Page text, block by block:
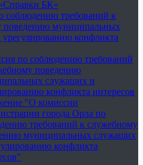
БК»
соблюдению требований к
поведению муниципальных
конфликта
по соблюдению требований
поведению
служащих и
конфликта интересов
"О комиссии
города Орла по
требований к служебному
муниципальных служащих
конфликта